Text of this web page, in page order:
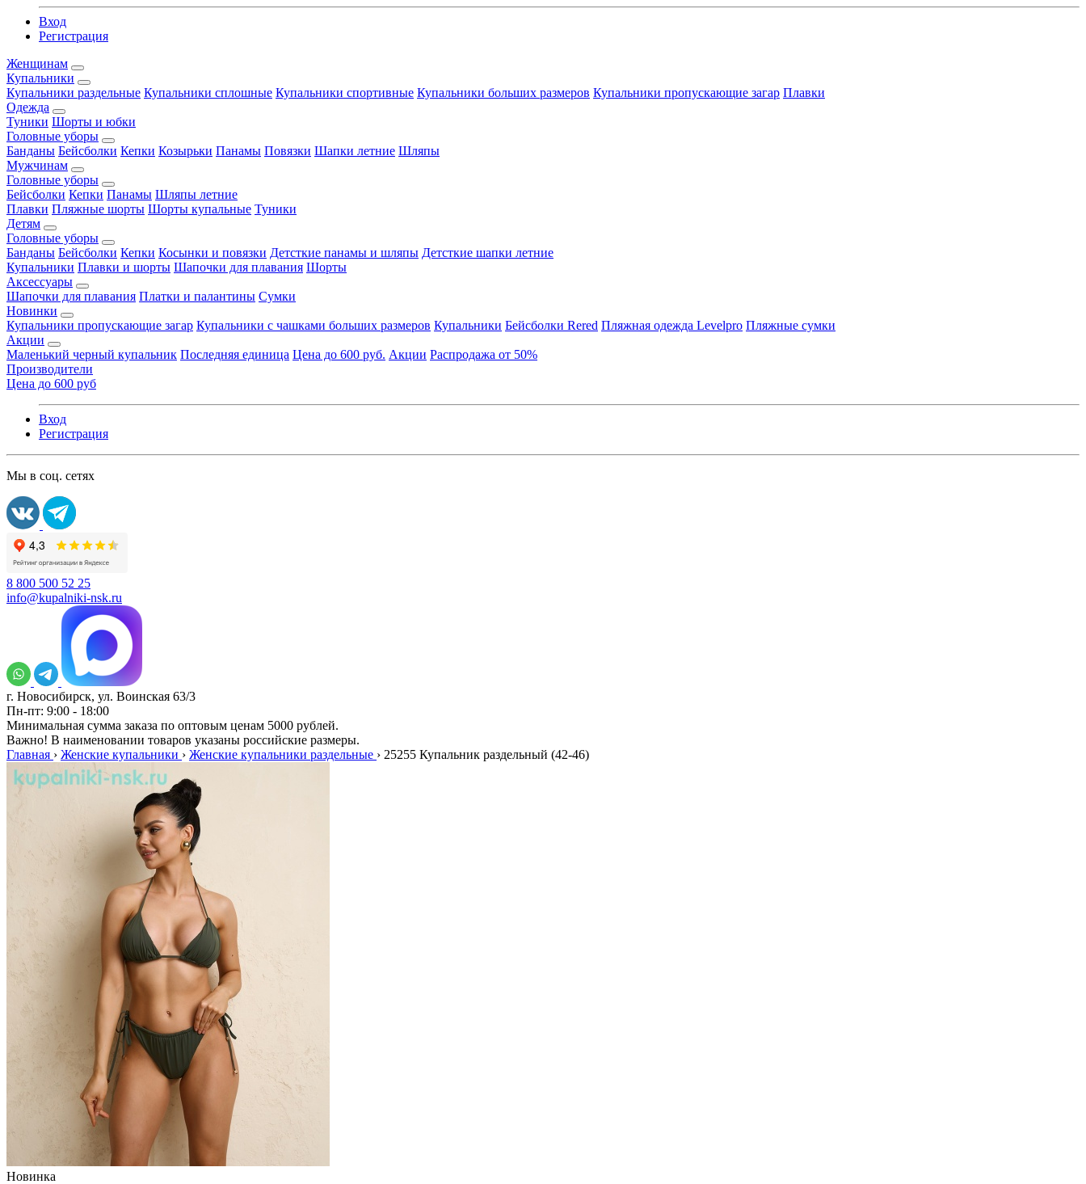
Вход
Регистрация
Женщинам
Купальники
Купальники раздельные Купальники сплошные Купальники спортивные Купальники больших размеров Купальники пропускающие загар Плавки
Одежда
Туники Шорты и юбки
Головные уборы
Банданы Бейсболки Кепки Козырьки Панамы Повязки Шапки летние Шляпы
Мужчинам
Головные уборы
Бейсболки Кепки Панамы Шляпы летние
Плавки Пляжные шорты Шорты купальные Туники
Детям
Головные уборы
Банданы Бейсболки Кепки Косынки и повязки Детсткие панамы и шляпы Детсткие шапки летние
Купальники Плавки и шорты Шапочки для плавания Шорты
Аксессуары
Шапочки для плавания Платки и палантины Сумки
Новинки
Купальники пропускающие загар Купальники с чашками больших размеров Купальники Бейсболки Rered Пляжная одежда Levelpro Пляжные сумки
Акции
Маленький черный купальник Последняя единица Цена до 600 руб. Акции Распродажа от 50%
Производители
Цена до 600 руб
Вход
Регистрация
Мы в соц. сетях
8 800 500 52 25
info@kupalniki-nsk.ru
г. Новосибирск, ул. Воинская 63/3
Пн-пт: 9:00 - 18:00
Минимальная сумма заказа по оптовым ценам 5000 рублей.
Важно! В наименовании товаров указаны российские размеры.
Главная › Женские купальники › Женские купальники раздельные › 25255 Купальник раздельный (42-46)
Новинка